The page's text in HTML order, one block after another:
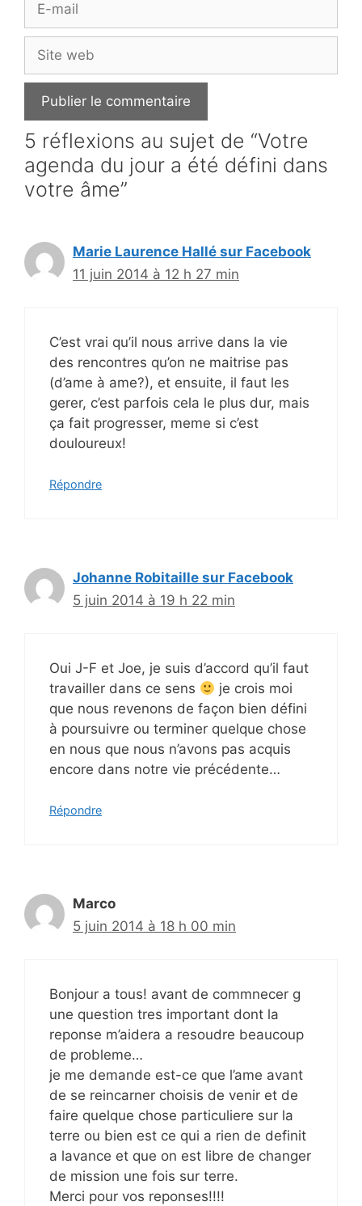
Site
web
5 réflexions au sujet de “Votre
agenda du jour a été défini dans
votre âme”
Marie Laurence Hallé sur Facebook
11 juin 2014 à 12 h 27 min
C’est vrai qu’il nous arrive dans la vie
des rencontres qu’on ne maitrise pas
(d’ame à ame?), et ensuite, il faut les
gerer, c’est parfois cela le plus dur, mais
ça fait progresser, meme si c’est
douloureux!
Répondre
Johanne Robitaille sur Facebook
5 juin 2014 à 19 h 22 min
Oui J-F et Joe, je suis d’accord qu’il faut
travailler dans ce sens
je crois moi
que nous revenons de façon bien défini
à poursuivre ou terminer quelque chose
en nous que nous n’avons pas acquis
encore dans notre vie précédente…
Répondre
Marco
5 juin 2014 à 18 h 00 min
Bonjour a tous! avant de commnecer g
une question tres important dont la
reponse m’aidera a resoudre beaucoup
de probleme…
je me demande est-ce que l’ame avant
de se reincarner choisis de venir et de
faire quelque chose particuliere sur la
terre ou bien est ce qui a rien de definit
a lavance et que on est libre de changer
de mission une fois sur terre.
Merci pour vos reponses!!!!